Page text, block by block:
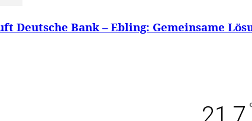
Deutsche Bank – Ebling: Gemeinsame
21.7